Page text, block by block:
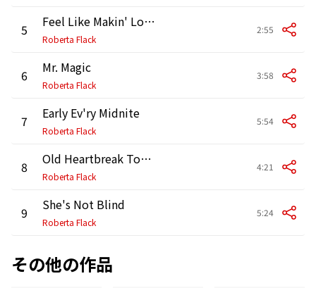
5 Feel Like Makin' Love
Roberta Flack
2:55
6 Mr. Magic
Roberta Flack
3:58
7 Early Ev'ry Midnite
Roberta Flack
5:54
8 Old Heartbreak Top Ten
Roberta Flack
4:21
9 She's Not Blind
Roberta Flack
5:24
その他の作品